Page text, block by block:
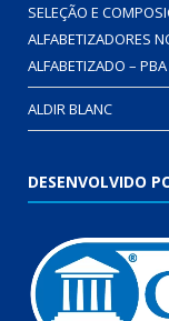
SELEÇÃO E
ALFABETIZADORES
ALFABETIZADO –
ALDIR BLANC
DESENVOLVIDO